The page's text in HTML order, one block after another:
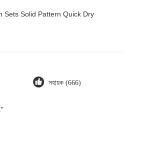
Sets Solid Pattern Quick Dry
সহায়ক (666)